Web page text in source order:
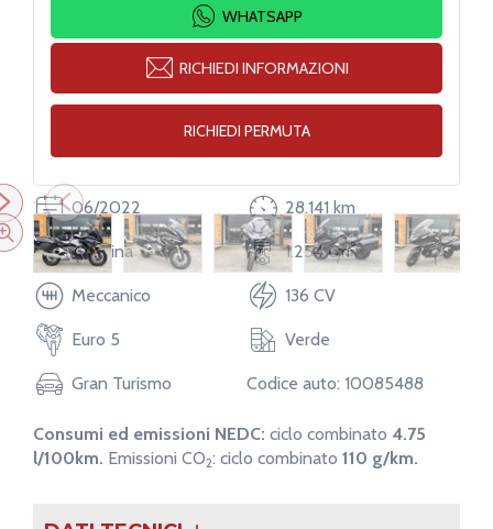
146 cm
RICHIEDI INFORMAZIONI
WHATSAPP
RICHIEDI PERMUTA
06/2022 28.141 km
Benzina 1.254 cm3
Meccanico 136 CV
Euro 5 Verde
Gran Turismo Codice auto: 10085488
Consumi ed emissioni NEDC: ciclo combinato 4.75
l/100km. Emissioni CO2: ciclo combinato 110 g/km.